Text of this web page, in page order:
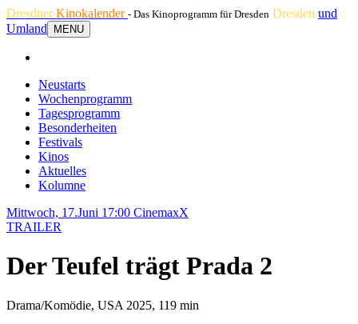
DresdnerKinokalender - Das Kinoprogramm für Dresden Dresden und
Umland
MENU
Neustarts
Wochenprogramm
Tagesprogramm
Besonderheiten
Festivals
Kinos
Aktuelles
Kolumne
Mittwoch, 17.Juni 17:00 CinemaxX
TRAILER
Der Teufel trägt Prada 2
Drama/Komödie, USA 2025, 119 min